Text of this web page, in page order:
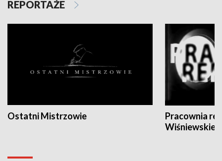
REPORTAŻE
Ostatni Mistrzowie
Pracownia